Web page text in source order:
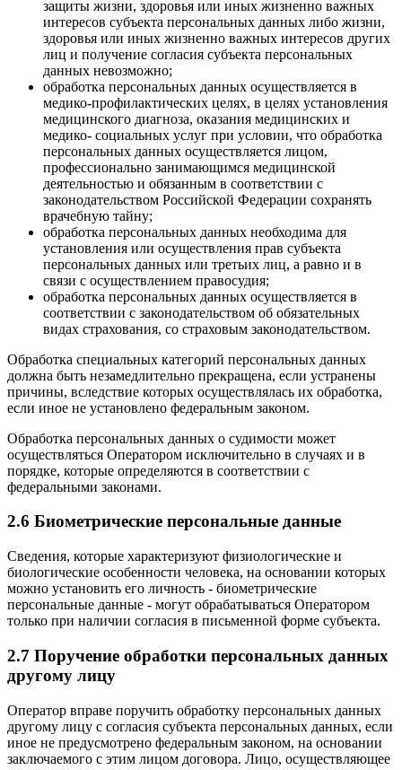
защиты жизни, здоровья или иных жизненно важных
интересов субъекта персональных данных либо жизни,
здоровья или иных жизненно важных интересов других
лиц и получение согласия субъекта персональных
данных невозможно;
обработка персональных данных осуществляется в
медико-профилактических целях, в целях установления
медицинского диагноза, оказания медицинских и
медико- социальных услуг при условии, что обработка
персональных данных осуществляется лицом,
профессионально занимающимся медицинской
деятельностью и обязанным в соответствии с
законодательством Российской Федерации сохранять
врачебную тайну;
обработка персональных данных необходима для
установления или осуществления прав субъекта
персональных данных или третьих лиц, а равно и в
связи с осуществлением правосудия;
обработка персональных данных осуществляется в
соответствии с законодательством об обязательных
видах страхования, со страховым законодательством.
Обработка специальных категорий персональных данных
должна быть незамедлительно прекращена, если устранены
причины, вследствие которых осуществлялась их обработка,
если иное не установлено федеральным законом.
Обработка персональных данных о судимости может
осуществляться Оператором исключительно в случаях и в
порядке, которые определяются в соответствии с
федеральными законами.
2.6 Биометрические персональные данные
Сведения, которые характеризуют физиологические и
биологические особенности человека, на основании которых
можно установить его личность - биометрические
персональные данные - могут обрабатываться Оператором
только при наличии согласия в письменной форме субъекта.
2.7 Поручение обработки персональных данных
другому лицу
Оператор вправе поручить обработку персональных данных
другому лицу с согласия субъекта персональных данных, если
иное не предусмотрено федеральным законом, на основании
заключаемого с этим лицом договора. Лицо, осуществляющее